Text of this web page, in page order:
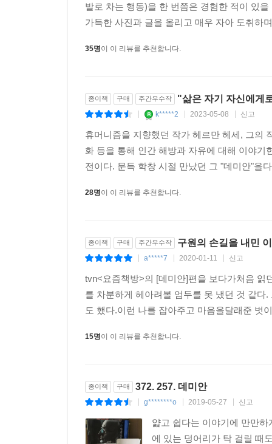
발로 차는 행동)을 한 번쯤은 경험한 적이 있
가득한 사진과 글을 올리고 매우 자아 도취하
35명이 이 리뷰를 추천합니다.
종이책 구매 주간우수작 "삶은 자기 자신에게
k*****2 2023-05-08 신고
휴머니즘을 지향했던 작가 헤르만 헤세, 그의
화 등을 통해 인간 해방과 자유에 대해 이야
전이다. 문득 학창 시절 만났던 그 "데미안"을
28명이 이 리뷰를 추천합니다.
종이책 구매 주간우수작 구원의 손길을 내민
a*****7 2020-01-11 신고
tvn<요즘책방>의 [데미안]편을 보다가처음 읽
를 차분하게 헤아려볼 엄두를 못 냈던 것 같
도 했다.이런 나를 잡아주고 마음을달래준 벗
15명이 이 리뷰를 추천합니다.
종이책 구매 372. 257. 데미안
g********o 2019-05-27 신고
얇고 쉽다는 이야기에 만만
에 있는 덩어리가 탁 걸릴 때